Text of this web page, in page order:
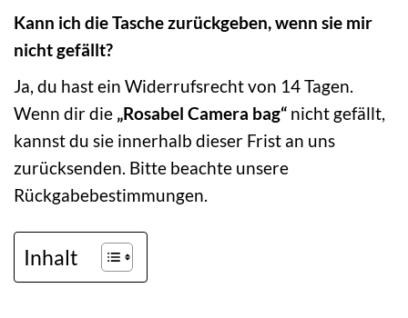
Kann ich die Tasche zurückgeben, wenn sie mir
nicht gefällt?
Ja, du hast ein Widerrufsrecht von 14 Tagen.
Wenn dir die „Rosabel Camera bag“ nicht gefällt,
kannst du sie innerhalb dieser Frist an uns
zurücksenden. Bitte beachte unsere
Rückgabebestimmungen.
Inhalt